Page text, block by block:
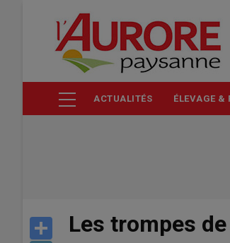
contenu
ACTUALITÉS ÉLEVAGE &
ShareLes trompes